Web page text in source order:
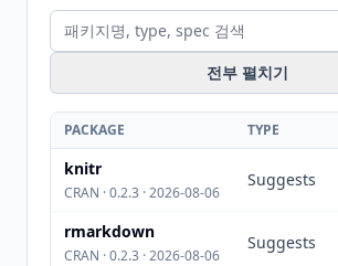
전부 펼치기
PACKAGE TYPE
knitr
CRAN · 0.2.3 · 2026-08-06
Suggests
rmarkdown
CRAN · 0.2.3 · 2026-08-06
Suggests